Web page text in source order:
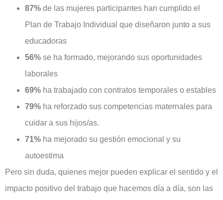
87% de las mujeres participantes han cumplido el
Plan de Trabajo Individual que diseñaron junto a sus
educadoras
56% se ha formado, mejorando sus oportunidades
laborales
69% ha trabajado con contratos temporales o estables
79% ha reforzado sus competencias maternales para
cuidar a sus hijos/as.
71% ha mejorado su gestión emocional y su
autoestima
Pero sin duda, quienes mejor pueden explicar el sentido y el
impacto positivo del trabajo que hacemos día a día, son las